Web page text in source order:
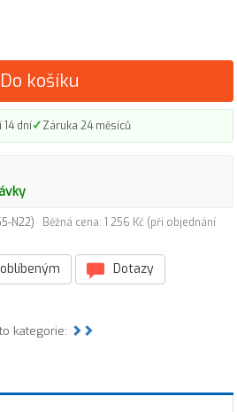
Do košíku
14 dní✓Záruka 24 měsíců
N22)
Běžná cena: 1 256 Kč (při objednání
Dotazy
kategorie: